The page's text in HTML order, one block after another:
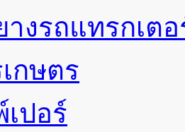
างรถแทรกเตอ
กษตร
ปอร์